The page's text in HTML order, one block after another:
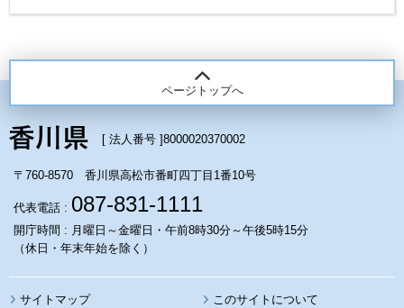
ページトップへ
[ 法人番号 ]8000020370002
〒760-8570 香川県高松市番町四丁目1番10号
代表電話 : 087-831-1111
開庁時間 : 月曜日～金曜日・午前8時30分～午後5時15分
（休日・年末年始を除く）
サイトマップ このサイトについて